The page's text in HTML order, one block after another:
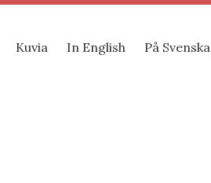
Kuvia In English På Svenska